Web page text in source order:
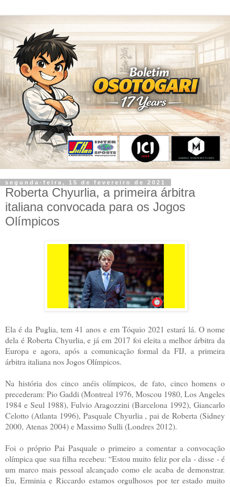
segunda-feira, 15 de fevereiro de 2021
Roberta Chyurlia, a primeira árbitra
italiana convocada para os Jogos
Olímpicos
Ela é da Puglia, tem 41 anos e em Tóquio 2021 estará lá. O nome
dela é Roberta Chyurlia, e já em 2017 foi eleita a melhor árbitra da
Europa e agora, após a comunicação formal da FIJ, a primeira
árbitra italiana nos Jogos Olímpicos.
Na história dos cinco anéis olímpicos, de fato, cinco homens o
precederam: Pio Gaddi (Montreal 1976, Moscou 1980, Los Angeles
1984 e Seul 1988), Fulvio Aragozzini (Barcelona 1992), Giancarlo
Celotto (Atlanta 1996), Pasquale Chyurlia , pai de Roberta (Sidney
2000, Atenas 2004) e Massimo Sulli (Londres 2012).
Foi o próprio Pai Pasquale o primeiro a comentar a convocação
olímpica que sua filha recebeu: “Estou muito feliz por ela - disse - é
um marco mais pessoal alcançado como ele acaba de demonstrar.
Eu, Erminia e Riccardo estamos orgulhosos por ter estado muito